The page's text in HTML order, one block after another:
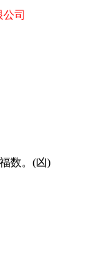
司
数。(凶)